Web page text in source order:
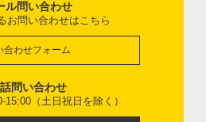
ル問い合わせ
お問い合わせはこちら
合わせフォーム
問い合わせ
（土日祝日を除く）